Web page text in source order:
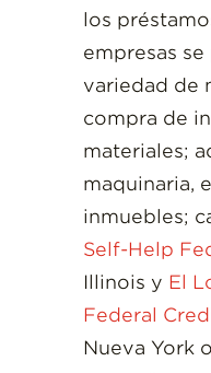
los
empresas
variedad de
compra de
materiales;
maquinaria,
inmuebles;
Self-Help
Illinois y El
Federal
Nueva York